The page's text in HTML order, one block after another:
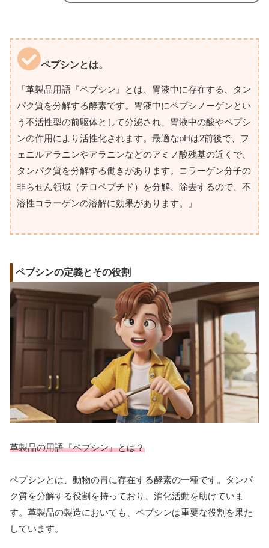
ペプシンとは。
「革製品用語『ペプシン』とは、胃液中に存在する、タン
パク質を分解する酵素です。胃液中にペプシノーゲンとい
う不活性型の前駆体として分泌され、胃液中の酸やペプシ
ンの作用により活性化されます。最適なpHは2前後で、フ
ェニルアラニンやアラニンなどのアミノ酸残基の近くで、
タンパク質を分解する働きがあります。コラーゲン分子の
非らせん領域（テロペプチド）を分解、除去するので、不
溶性コラーゲンの溶解に効果があります。」
ペプシンの定義とその役割
革製品の用語『ペプシン』とは？
ペプシンとは、動物の胃に存在する酵素の一種です。タンパ
ク質を分解する役割を持っており、消化活動を助けていま
す。革製品の製造においても、ペプシンは重要な役割を果た
しています。